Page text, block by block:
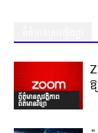
ព័ត៌មានសុវត្ថិភាព
ព័ត៌មានវិទ្យា